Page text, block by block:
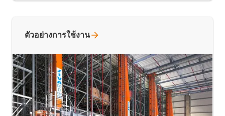
ตัวอย่างการใช้งาน